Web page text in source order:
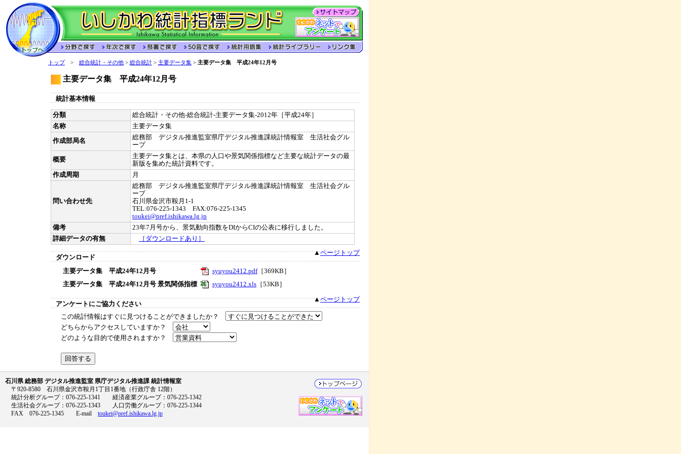
トップ> 総合統計・その他 > 総合統計 > 主要データ集 > 主要データ集 平成24年12月号
主要データ集 平成24年12月号
統計基本情報
分類
総合統計・その他-総合統計-主要データ集-2012年［平成24年］
名称
主要データ集
作成部局名
総務部 デジタル推進監室県庁デジタル推進課統計情報室 生活社会グル
ープ
概要
主要データ集とは、本県の人口や景気関係指標など主要な統計データの最
新版を集めた統計資料です。
作成周期
月
問い合わせ先
総務部 デジタル推進監室県庁デジタル推進課統計情報室 生活社会グル
ープ
石川県金沢市鞍月1-1
TEL:076-225-1343 FAX:076-225-1345
toukei@pref.ishikawa.lg.jp
備考
23年7月号から、景気動向指数をDIからCIの公表に移行しました。
詳細データの有無
［ダウンロードあり］
ダウンロード
▲ページトップ
主要データ集 平成24年12月号 syuyou2412.pdf［369KB］
主要データ集 平成24年12月号 景気関係指標
syuyou2412.xls ［53KB］
アンケートにご協力ください
▲ページトップ
この統計情報はすぐに見つけることができましたか？
どちらからアクセスしていますか？
どのような目的で使用されますか？
石川県 総務部 デジタル推進監室 県庁デジタル推進課 統計情報室
〒920-8580 石川県金沢市鞍月1丁目1番地（行政庁舎 12階）
統計分析グループ：076-225-1341 経済産業グループ：076-225-1342
生活社会グループ：076-225-1343 人口労働グループ：076-225-1344
FAX 076-225-1345 E-mail toukei@pref.ishikawa.lg.jp